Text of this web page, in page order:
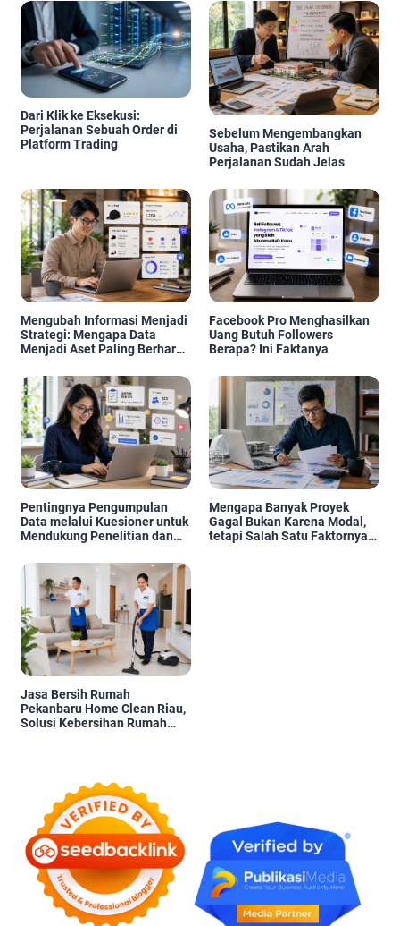
Dari Klik ke Eksekusi:
Perjalanan Sebuah Order di
Platform Trading
Sebelum Mengembangkan
Usaha, Pastikan Arah
Perjalanan Sudah Jelas
Mengubah Informasi Menjadi
Strategi: Mengapa Data
Menjadi Aset Paling Berharga
Facebook Pro Menghasilkan
Uang Butuh Followers
Berapa? Ini Faktanya
Pentingnya Pengumpulan
Data melalui Kuesioner untuk
Mendukung Penelitian dan
Mengapa Banyak Proyek
Gagal Bukan Karena Modal,
tetapi Salah Satu Faktornya
Jasa Bersih Rumah
Pekanbaru Home Clean Riau,
Solusi Kebersihan Rumah